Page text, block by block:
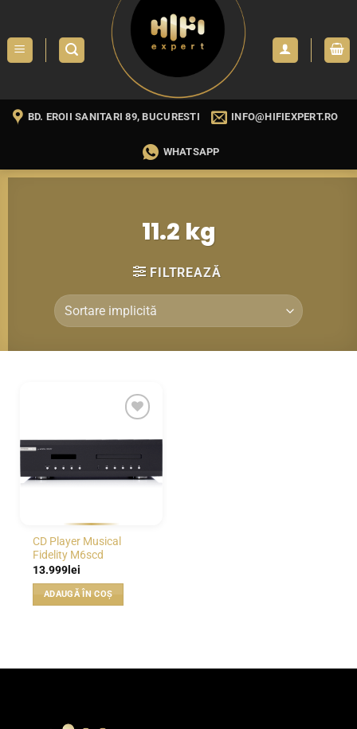
content
BD. EROII SANITARI 89, BUCURESTI INFO@HIFIEXPERT.RO
WHATSAPP
11.2 kg
FILTREAZĂ
CD Player Musical
Fidelity M6scd
13.999lei
ADAUGĂ ÎN COȘ